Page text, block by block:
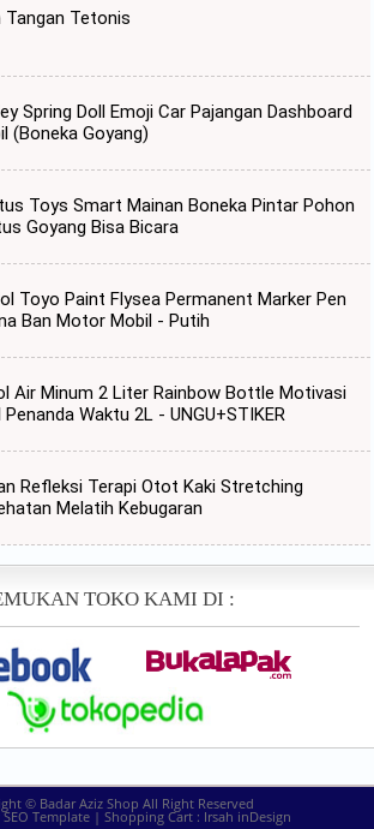
Tangan Tetonis
Spring Doll Emoji Car Pajangan Dashboard
(Boneka Goyang)
Toys Smart Mainan Boneka Pintar Pohon
Goyang Bisa Bicara
Toyo Paint Flysea Permanent Marker Pen
Ban Motor Mobil - Putih
Air Minum 2 Liter Rainbow Bottle Motivasi
Penanda Waktu 2L - UNGU+STIKER
Refleksi Terapi Otot Kaki Stretching
Melatih Kebugaran
TOKO KAMI DI :
© Badar Aziz Shop All Right Reserved
SEO Template| Shopping Cart : Irsah inDesign